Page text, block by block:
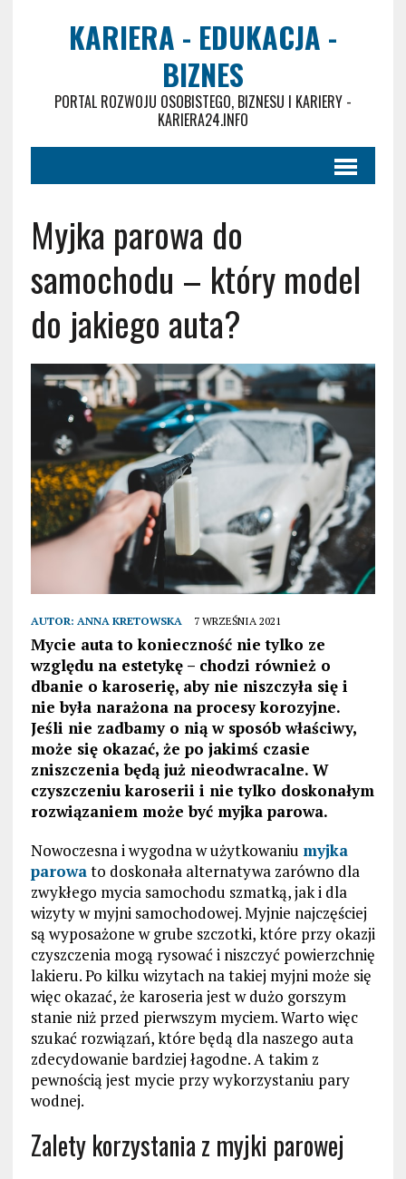
KARIERA - EDUKACJA -
BIZNES
PORTAL ROZWOJU OSOBISTEGO, BIZNESU I KARIERY -
KARIERA24.INFO
Myjka parowa do
samochodu – który model
do jakiego auta?
AUTOR: ANNA KRETOWSKA 7 WRZEŚNIA 2021
Mycie auta to konieczność nie tylko ze
względu na estetykę – chodzi również o
dbanie o karoserię, aby nie niszczyła się i
nie była narażona na procesy korozyjne.
Jeśli nie zadbamy o nią w sposób właściwy,
może się okazać, że po jakimś czasie
zniszczenia będą już nieodwracalne. W
czyszczeniu karoserii i nie tylko doskonałym
rozwiązaniem może być myjka parowa.
Nowoczesna i wygodna w użytkowaniu myjka
parowato doskonała alternatywa zarówno dla
zwykłego mycia samochodu szmatką, jak i dla
wizyty w myjni samochodowej. Myjnie najczęściej
są wyposażone w grube szczotki, które przy okazji
czyszczenia mogą rysować i niszczyć powierzchnię
lakieru. Po kilku wizytach na takiej myjni może się
więc okazać, że karoseria jest w dużo gorszym
stanie niż przed pierwszym myciem. Warto więc
szukać rozwiązań, które będą dla naszego auta
zdecydowanie bardziej łagodne. A takim z
pewnością jest mycie przy wykorzystaniu pary
wodnej.
Zalety korzystania z myjki parowej